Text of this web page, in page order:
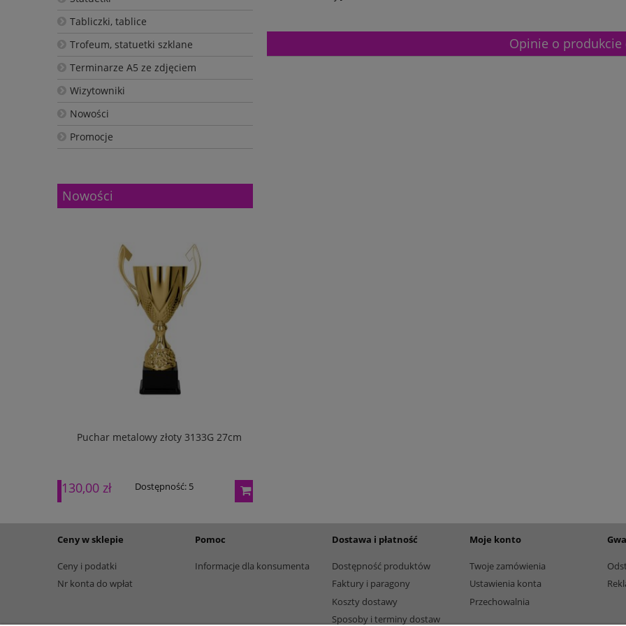
Tabliczki, tablice
Trofeum, statuetki szklane
Terminarze A5 ze zdjęciem
Wizytowniki
Nowości
Promocje
Nowości
Puchar metalowy złoty 3133G 27cm
130,00 zł Dostępność: 5
Opinie o produkcie
Ceny w sklepie
Ceny i podatki
Nr konta do wpłat
Pomoc
Informacje dla konsumenta
Dostawa i płatność
Dostępność produktów
Faktury i paragony
Koszty dostawy
Sposoby i terminy dostaw
Moje konto
Twoje zamówienia
Ustawienia konta
Przechowalnia